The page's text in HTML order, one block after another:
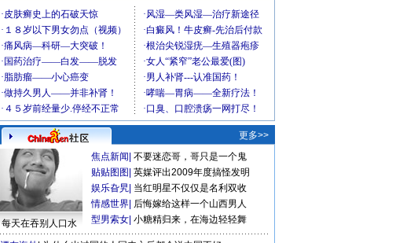
更多>>
每天在吞别人口水
焦点新闻 不要迷恋哥，哥只是一个鬼
贴贴图图 英媒评出2009年度搞怪发明
娱乐旮旯 当红明星不仅仅是名利双收
情感世界 后悔嫁给这样一个山西男人
型男索女 小糖精归来，在海边轻轻舞